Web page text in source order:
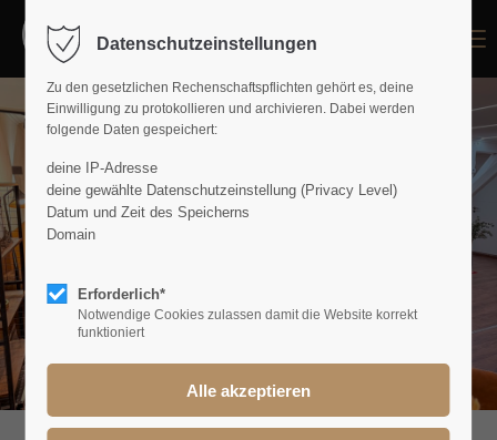
Datenschutzeinstellungen
Zu den gesetzlichen Rechenschaftspflichten gehört es, deine
Einwilligung zu protokollieren und archivieren. Dabei werden
folgende Daten gespeichert:
deine IP-Adresse
deine gewählte Datenschutzeinstellung (Privacy Level)
Datum und Zeit des Speicherns
Domain
Erforderlich*
Notwendige Cookies zulassen damit die Website korrekt
funktioniert